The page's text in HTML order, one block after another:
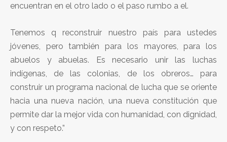
encuentran en el otro lado o el paso rumbo a el.
Tenemos q reconstruir nuestro país para ustedes
jóvenes, pero también para los mayores, para los
abuelos y abuelas. Es necesario unir las luchas
indígenas, de las colonias, de los obreros… para
construir un programa nacional de lucha que se oriente
hacia una nueva nación, una nueva constitución que
permite dar la mejor vida con humanidad, con dignidad,
y con respeto.”